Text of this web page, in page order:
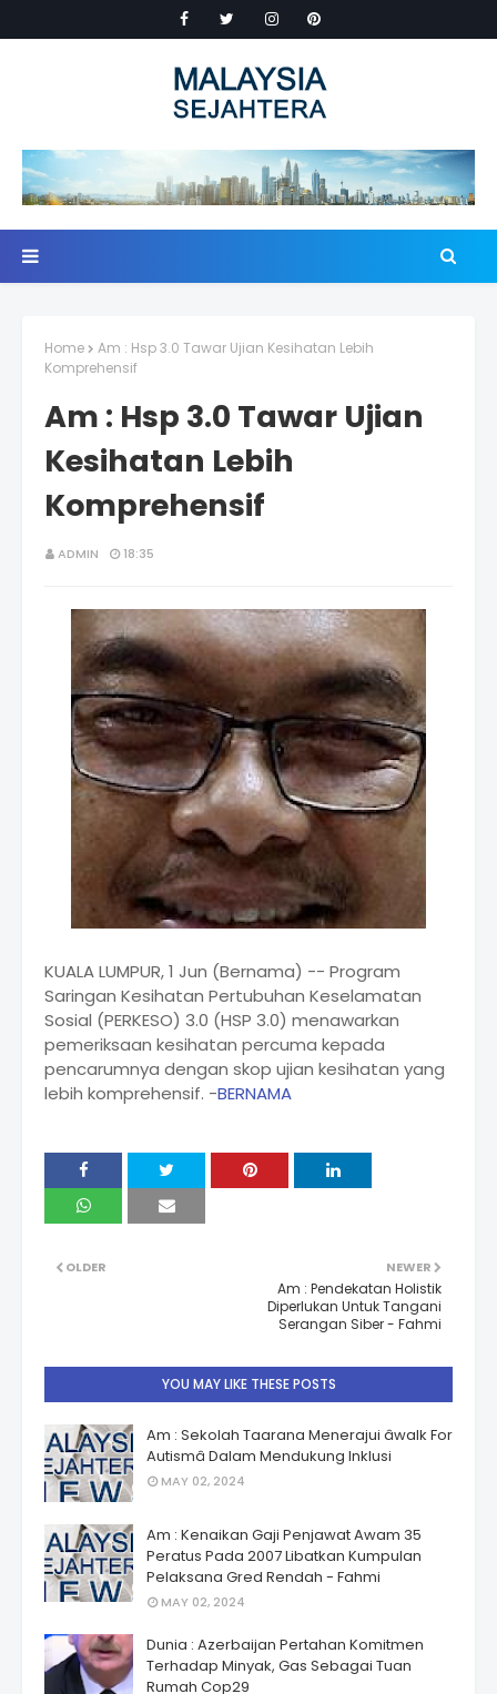
Home
Am : Hsp 3.0 Tawar Ujian Kesihatan Lebih
Komprehensif
Am : Hsp 3.0 Tawar Ujian
Kesihatan Lebih
Komprehensif
ADMIN 18:35
KUALA LUMPUR, 1 Jun (Bernama) -- Program
Saringan Kesihatan Pertubuhan Keselamatan
Sosial (PERKESO) 3.0 (HSP 3.0) menawarkan
pemeriksaan kesihatan percuma kepada
pencarumnya dengan skop ujian kesihatan yang
lebih komprehensif. -BERNAMA
NEWER
Am : Pendekatan Holistik
Diperlukan Untuk Tangani
Serangan Siber - Fahmi
OLDER
YOU MAY LIKE THESE POSTS
Am : Sekolah Taarana Menerajui âwalk For
Autismâ Dalam Mendukung Inklusi
MAY 02, 2024
Am : Kenaikan Gaji Penjawat Awam 35
Peratus Pada 2007 Libatkan Kumpulan
Pelaksana Gred Rendah - Fahmi
MAY 02, 2024
Dunia : Azerbaijan Pertahan Komitmen
Terhadap Minyak, Gas Sebagai Tuan
Rumah Cop29